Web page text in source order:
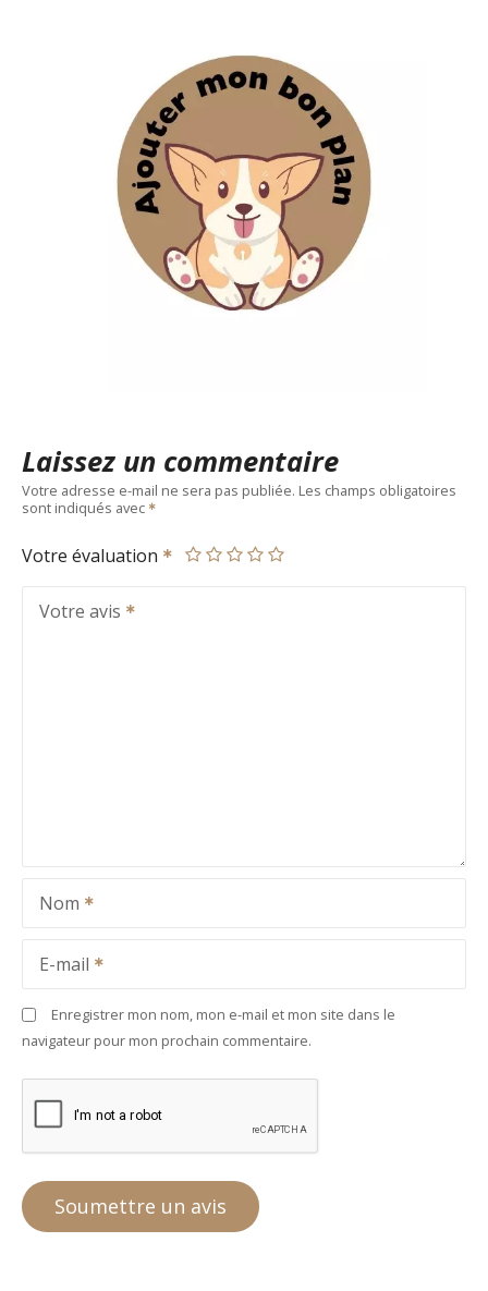
Laissez un commentaire
Votre adresse e-mail ne sera pas publiée. Les champs obligatoires
sont indiqués avec
Votre évaluation
Votre avis
Nom
E-mail
Enregistrer mon nom, mon e-mail et mon site dans le
navigateur pour mon prochain commentaire.